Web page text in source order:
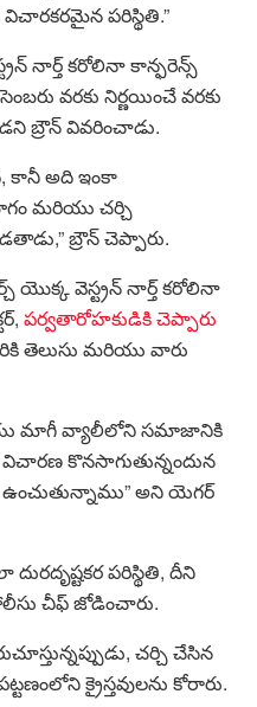
పరిస్థితి.”
నార్త్ కరోలినా కాన్ఫరెన్స్
వరకు నిర్ణయించే వరకు
బ్రౌన్ వివరించాడు.
కానీ అది ఇంకా
మరియు చర్చి
బ్రౌన్ చెప్పారు.
యొక్క వెస్ట్రన్ నార్త్ కరోలినా
పర్వతారోహకుడికి చెప్పారు
తెలుసు మరియు వారు
మాగీ వ్యాలీలోని సమాజానికి
కొనసాగుతున్నందున
అని యెగర్
పరిస్థితి, దీని
చీఫ్ జోడించారు.
చర్చి చేసిన
క్రైస్తవులను కోరారు.